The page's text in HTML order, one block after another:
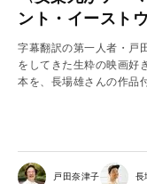
ント・イースト
字幕翻訳の第一人者・戸
をしてきた生粋の映画好
本を、長場雄さんの作品
戸田奈津子 長